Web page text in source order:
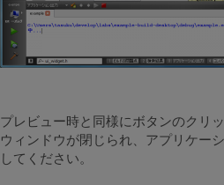
プレビュー時と同様にボタンのクリ
ウィンドウが閉じられ、アプリケー
してください。